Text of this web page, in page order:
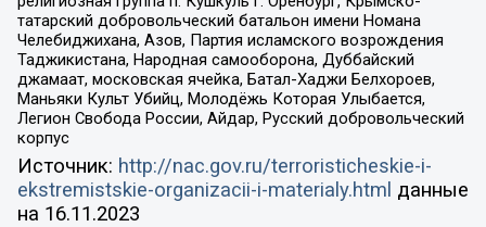
татарский добровольческий батальон имени Номана
Челебиджихана, Азов, Партия исламского возрождения
Таджикистана, Народная самооборона, Дуббайский
джамаат, московская ячейка, Батал-Хаджи Белхороев,
Маньяки Культ Убийц, Молодёжь Которая Улыбается,
Легион Свобода России, Айдар, Русский добровольческий
корпус
Источник: http://nac.gov.ru/terroristicheskie-i-
ekstremistskie-organizacii-i-materialy.html данные
на 16.11.2023